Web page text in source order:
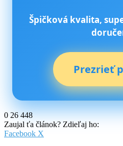
Špičková kvalita,
Prezrieť
0 26 448
Zaujal ťa článok? Zdieľaj ho:
Facebook X